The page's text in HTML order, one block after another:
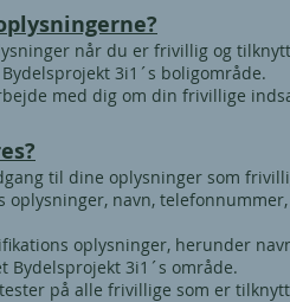
når du er frivillig og
3i1´s boligområde.
med dig om din frivillige
til dine oplysninger som
navn,
oplysninger, herunder
Bydelsprojekt 3i1´s område.
på alle frivillige som er